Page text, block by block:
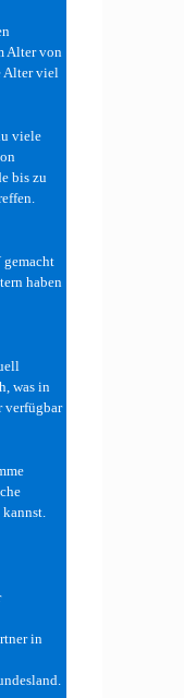
Alter von
Alter viel
viele
bis zu
gemacht
haben
was in
verfügbar
in